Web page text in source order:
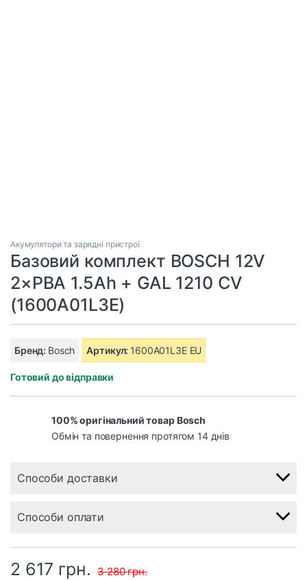
Акумулятори та зарядні пристрої
Базовий комплект BOSCH 12V
2×PBA 1.5Ah + GAL 1210 CV
(1600A01L3E)
Бренд: Bosch Артикул: 1600A01L3E EU
Готовий до відправки
100% оригінальний товар Bosch
Обмін та повернення протягом 14 днів
Способи доставки
Способи оплати
2 617 грн. 3 280грн.